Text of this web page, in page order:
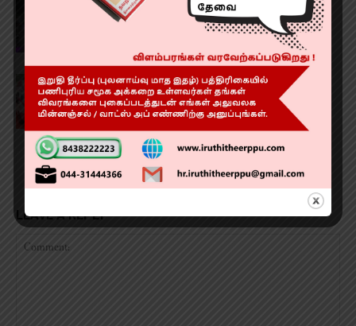
சென்னையில் பைக் சாகசங்களில் ஈடுபட்ட
இளைஞர்கள்!
‘நடமாடும் மேமோகிராம்’ வாகனச் சேவை!
LEAVE A REPLY